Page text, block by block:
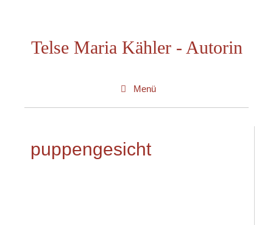
springenTelse Maria Kähler - Autorin
Menü
puppengesicht